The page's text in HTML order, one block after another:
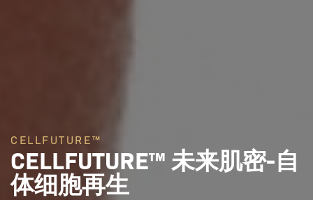
CELLFUTURE™
CELLFUTURE™ 未来肌密-自
体细胞再生